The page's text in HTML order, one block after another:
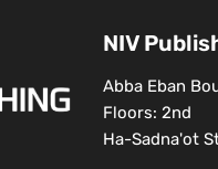
NIV
Abba Eban
Floors: 2nd
Ha-Sadna'ot